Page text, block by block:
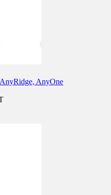
AnyOne